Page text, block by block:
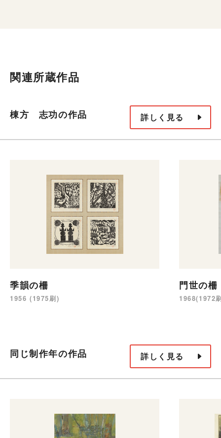
関連所蔵作品
棟方 志功の作品 詳しく見る
季韻の柵
1956 (1975刷)
門世の柵
1968(1972
同じ制作年の作品 詳しく見る